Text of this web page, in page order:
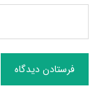
فرستادن دیدگاه